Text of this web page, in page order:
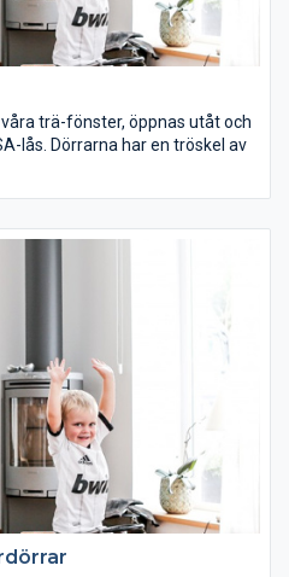
trä-fönster, öppnas utåt och
lås. Dörrarna har en tröskel av
ditt fönster skall du välja trä-